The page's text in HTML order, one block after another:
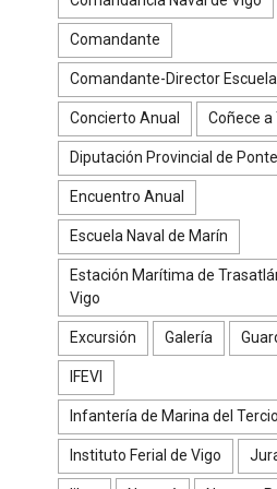
Comandante
Comandante-Director
Concierto Anual Coñece a
Diputación Provincial de
Encuentro Anual
Escuela Naval de Marín
Estación Marítima de
Vigo
Excursión Galería
IFEVI
Infantería de Marina del
Instituto Ferial de Vigo